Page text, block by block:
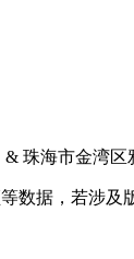
珠海市金湾区
数据，若涉